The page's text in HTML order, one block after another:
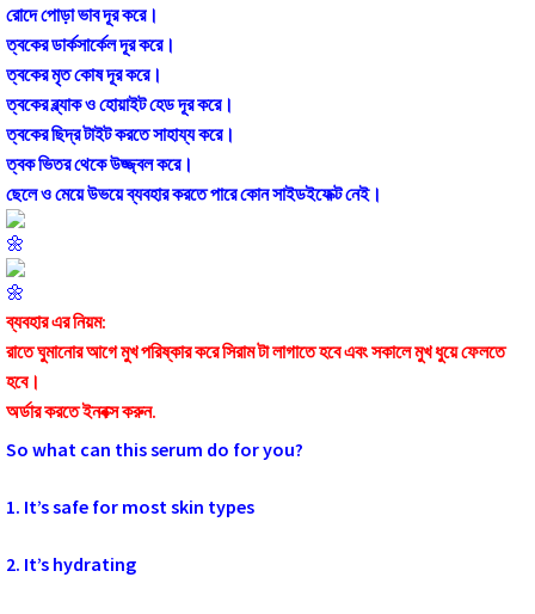
রোদে পোড়া ভাব দূর করে।
ত্বকের ডার্কসার্কেল দূর করে।
ত্বকের মৃত কোষ দূর করে।
ত্বকের ব্ল্যাক ও হোয়াইট হেড দূর করে।
ত্বকের ছিদ্র টাইট করতে সাহায্য করে।
ত্বক ভিতর থেকে উজ্জ্বল করে।
ছেলে ও মেয়ে উভয়ে ব্যবহার করতে পারে কোন সাইডইফেক্ট নেই।
ব্যবহার এর নিয়ম:
রাতে ঘুমানোর আগে মুখ পরিষ্কার করে সিরাম টা লাগাতে হবে এবং সকালে মুখ ধুয়ে ফেলতে
হবে।
অর্ডার করতে ইনবক্স করুন.
So what can this serum do for you?
1. It’s safe for most skin types
2. It’s hydrating